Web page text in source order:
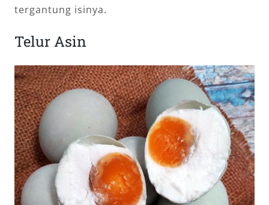
tergantung isinya.
Telur Asin